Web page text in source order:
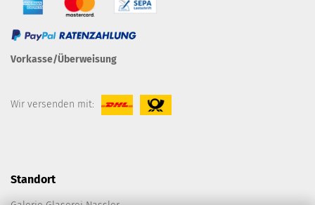
Vorkasse/Überweisung
Wir versenden mit:
Standort